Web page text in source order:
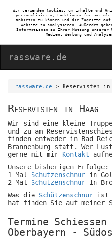
Wir verwenden Cookies, um Inhalte und
personalisieren, Funktionen für soziale
anbieten zu können und die Zugriffe auf
Website zu analysieren. Außerdem
Informationen zu Ihrer Nutzung
Medien, Werbung und
rassware.de
rassware.de > Reservisten in
Reservisten in Haag
Wir sind eine kleine
und zu am
finden entweder in Bad
Brannenburg statt. Wer
gerne mit mir Kontakt
Unsere bisherigen Erfolge:
1 Mal Schützenschnur in
2 Mal Schützenschnur in
Was die Schützenschnur ist
hat finden Sie auf meiner
Termine
Oberbayern -